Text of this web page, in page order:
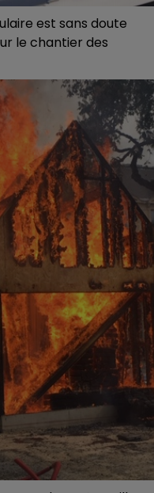
est sans doute
le chantier des